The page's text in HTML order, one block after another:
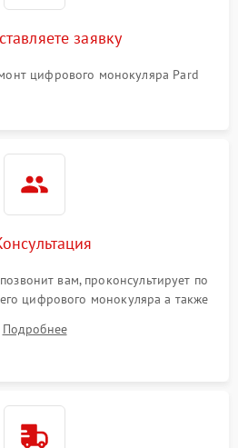
заявку
цифрового монокуляра Pard
вам, проконсультирует по
цифрового монокуляра а также
Подробнее